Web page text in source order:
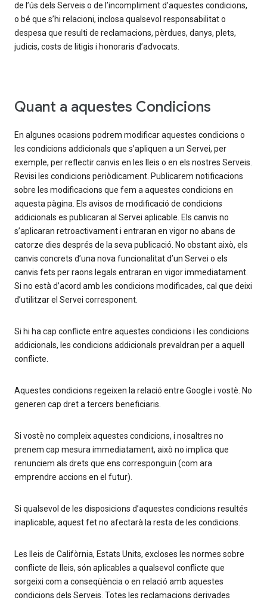
de l’ús dels Serveis o de l’incompliment d’aquestes condicions,
o bé que s’hi relacioni, inclosa qualsevol responsabilitat o
despesa que resulti de reclamacions, pèrdues, danys, plets,
judicis, costs de litigis i honoraris d’advocats.
Quant a aquestes Condicions
En algunes ocasions podrem modificar aquestes condicions o
les condicions addicionals que s’apliquen a un Servei, per
exemple, per reflectir canvis en les lleis o en els nostres Serveis.
Revisi les condicions periòdicament. Publicarem notificacions
sobre les modificacions que fem a aquestes condicions en
aquesta pàgina. Els avisos de modificació de condicions
addicionals es publicaran al Servei aplicable. Els canvis no
s’aplicaran retroactivament i entraran en vigor no abans de
catorze dies després de la seva publicació. No obstant això, els
canvis concrets d’una nova funcionalitat d’un Servei o els
canvis fets per raons legals entraran en vigor immediatament.
Si no està d’acord amb les condicions modificades, cal que deixi
d’utilitzar el Servei corresponent.
Si hi ha cap conflicte entre aquestes condicions i les condicions
addicionals, les condicions addicionals prevaldran per a aquell
conflicte.
Aquestes condicions regeixen la relació entre Google i vostè. No
generen cap dret a tercers beneficiaris.
Si vostè no compleix aquestes condicions, i nosaltres no
prenem cap mesura immediatament, això no implica que
renunciem als drets que ens corresponguin (com ara
emprendre accions en el futur).
Si qualsevol de les disposicions d’aquestes condicions resultés
inaplicable, aquest fet no afectarà la resta de les condicions.
Les lleis de Califòrnia, Estats Units, excloses les normes sobre
conflicte de lleis, són aplicables a qualsevol conflicte que
sorgeixi com a conseqüència o en relació amb aquestes
condicions dels Serveis. Totes les reclamacions derivades